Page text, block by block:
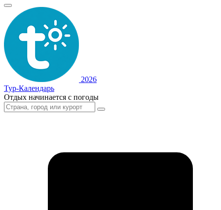
2026
Тур-Календарь
Отдых начинается с погоды